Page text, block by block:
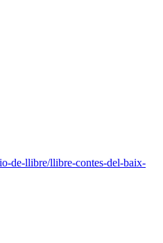
de-llibre/llibre-contes-del-baix-